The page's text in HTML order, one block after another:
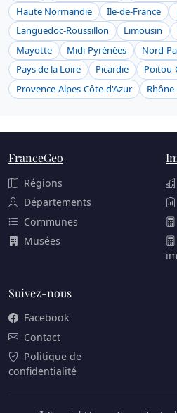
Haute Normandie
Ile-de-France
Languedoc-Roussillon
Limousin
Mayotte
Midi-Pyrénées
Nord-
Pays de la Loire
Picardie
Provence-Alpes-Côte-d'Azur
FranceGeo
Régions
Départements
Communes
Musées
Suivez-nous
Facebook
Contact
Politique de
confidentialité